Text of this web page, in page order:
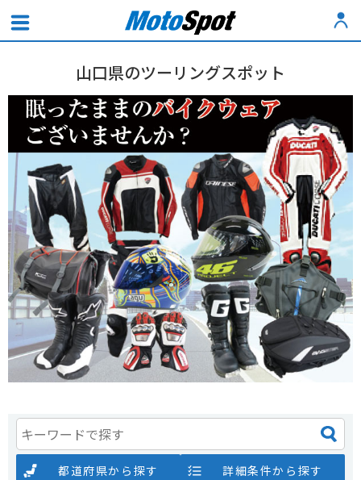
山口県のツーリングスポット
都道府県から探す 詳細条件から探す